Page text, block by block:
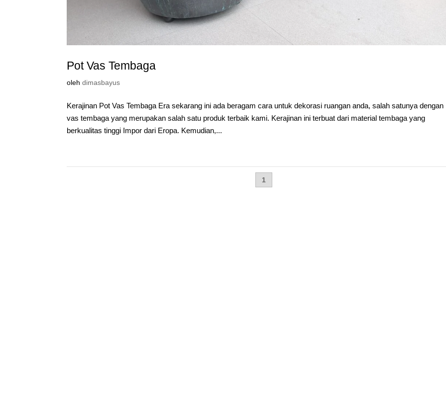
Pot Vas Tembaga
olehdimasbayus
Kerajinan Pot Vas Tembaga Era sekarang ini ada beragam cara untuk dekorasi ruangan anda, salah satunya dengan
vas tembaga yang merupakan salah satu produk terbaik kami. Kerajinan ini terbuat dari material tembaga yang
berkualitas tinggi Impor dari Eropa. Kemudian,...
1